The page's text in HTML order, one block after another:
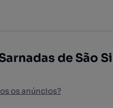
de São
os anúncios?